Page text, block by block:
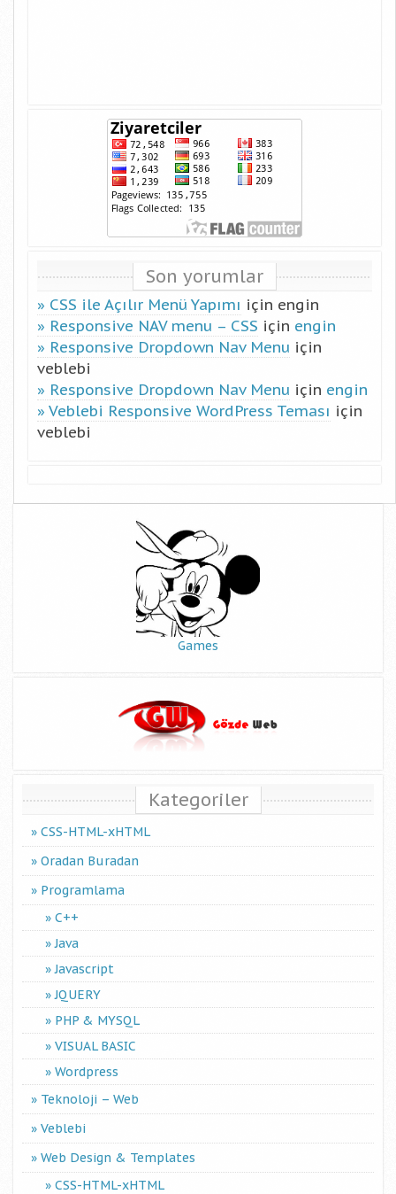
Son yorumlar
CSS ile Açılır Menü Yapımı için engin
Responsive NAV menu – CSS için engin
Responsive Dropdown Nav Menu için
veblebi
Responsive Dropdown Nav Menu için engin
Veblebi Responsive WordPress Teması için
veblebi
Games
Kategoriler
CSS-HTML-xHTML
Oradan Buradan
Programlama
C++
Java
Javascript
JQUERY
PHP & MYSQL
VISUAL BASIC
Wordpress
Teknoloji – Web
Veblebi
Web Design & Templates
CSS-HTML-xHTML